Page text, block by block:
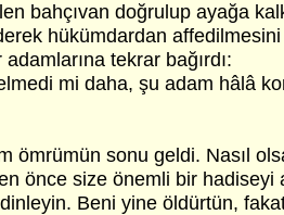
bahçıvan doğrulup ayağa
hükümdardan
tekrar bağırdı:
mi daha, şu adam hâlâ
ömrümün sonu geldi. Nasıl
önce size önemli bir hadiseyi
Beni yine öldürtün,